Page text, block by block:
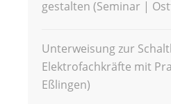
gestalten (Seminar |
Unterweisung zur
Elektrofachkräfte mit
Eßlingen)